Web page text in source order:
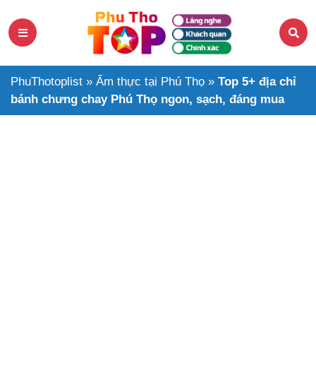
PhuThotoplist » Ẩm thực tại Phú Thọ » Top 5+ địa chỉ
bánh chưng chay Phú Thọ ngon, sạch, đáng mua